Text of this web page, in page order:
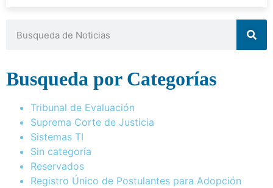
Busqueda por Categorías
Tribunal de Evaluación
Suprema Corte de Justicia
Sistemas TI
Sin categoría
Reservados
Registro Único de Postulantes para Adopción